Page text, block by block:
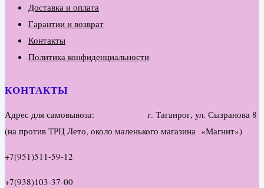
Доставка и оплата
Гарантии и возврат
Контакты
Политика конфиденциальности
КОНТАКТЫ
Адрес для самовывоза: г. Таганрог, ул. Сызранова 8
(на против ТРЦ Лето, около маленького магазина «Магнит»)
+7(951)511-59-12
+7(938)103-37-00